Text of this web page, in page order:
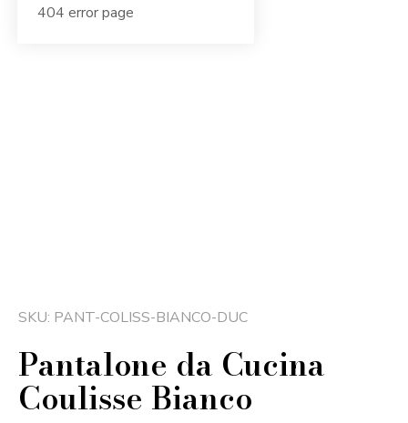
404 error page
SKU: PANT-COLISS-BIANCO-DUC
Pantalone da Cucina
Coulisse Bianco